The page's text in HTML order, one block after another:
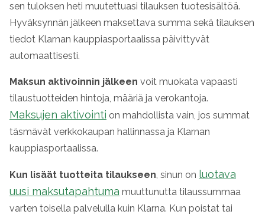
sen tuloksen heti muutettuasi tilauksen tuotesisältöä.
Hyväksynnän jälkeen maksettava summa sekä tilauksen
tiedot Klarnan kauppiasportaalissa päivittyvät
automaattisesti.
Maksun aktivoinnin jälkeen voit muokata vapaasti
tilaustuotteiden hintoja, määriä ja verokantoja.
Maksujen aktivointi on mahdollista vain, jos summat
täsmävät verkkokaupan hallinnassa ja Klarnan
kauppiasportaalissa.
Kun lisäät tuotteita tilaukseen, sinun on luotava
uusi maksutapahtuma muuttunutta tilaussummaa
varten toisella palvelulla kuin Klarna. Kun poistat tai